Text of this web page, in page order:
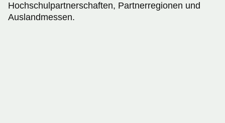
Hochschulpartnerschaften, Partnerregionen und
Auslandmessen.